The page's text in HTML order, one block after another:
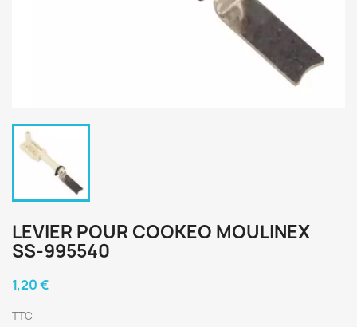
LEVIER POUR COOKEO MOULINEX
SS-995540
1,20 €
TTC